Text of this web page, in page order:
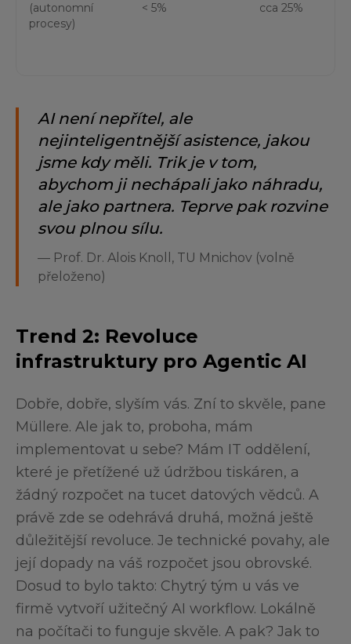
(autonomní
procesy)
< 5% cca 25%
AI není nepřítel, ale
nejinteligentnější asistence, jakou
jsme kdy měli. Trik je v tom,
abychom ji nechápali jako náhradu,
ale jako partnera. Teprve pak rozvine
svou plnou sílu.
— Prof. Dr. Alois Knoll, TU Mnichov (volně
přeloženo)
Trend 2: Revoluce
infrastruktury pro Agentic AI
Dobře, dobře, slyším vás. Zní to skvěle, pane
Müllere. Ale jak to, proboha, mám
implementovat u sebe? Mám IT oddělení,
které je přetížené už údržbou tiskáren, a
žádný rozpočet na tucet datových vědců. A
právě zde se odehrává druhá, možná ještě
důležitější revoluce. Je technické povahy, ale
její dopady na váš rozpočet jsou obrovské.
Dosud to bylo takto: Chytrý tým u vás ve
firmě vytvoří užitečný AI workflow. Lokálně
na počítači to funguje skvěle. A pak? Jak to